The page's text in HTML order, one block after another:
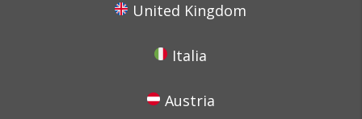
United Kingdom
Italia
Austria